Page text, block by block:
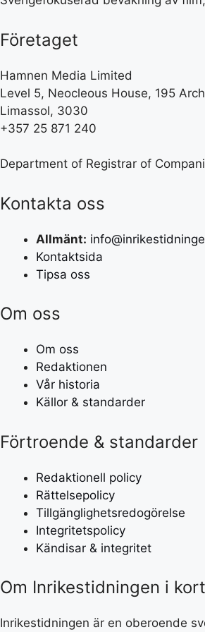
Företaget
Hamnen Media Limited
Level 5, Neocleous House, 195
Limassol, 3030
+357 25 871 240
Department of Registrar of
Kontakta oss
Allmänt:
Kontaktsida
Tipsa oss
Om oss
Om oss
Redaktionen
Vår historia
Källor & standarder
Förtroende & standarder
Redaktionell policy
Rättelsepolicy
Tillgänglighetsredogörelse
Integritetspolicy
Kändisar & integritet
Om Inrikestidningen i
Inrikestidningen är en oberoende